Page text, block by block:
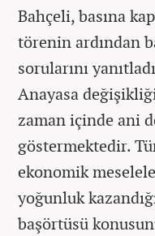
Bahçeli, basına
törenin ardından
sorularını
Anayasa
zaman içinde ani
göstermektedir.
ekonomik
yoğunluk
başörtüsü